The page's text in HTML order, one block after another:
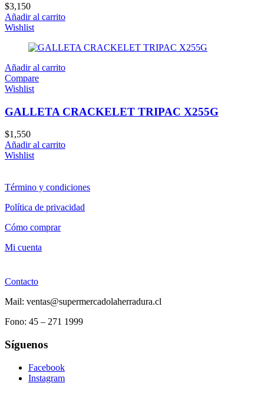
$3,150
Añadir al carrito
Wishlist
Añadir al carrito
Compare
Wishlist
GALLETA CRACKELET TRIPAC X255G
$1,550
Añadir al carrito
Wishlist
Término y condiciones
Política de privacidad
Cómo comprar
Mi cuenta
Contacto
Mail: ventas@supermercadolaherradura.cl
Fono: 45 – 271 1999
Síguenos
Facebook
Instagram